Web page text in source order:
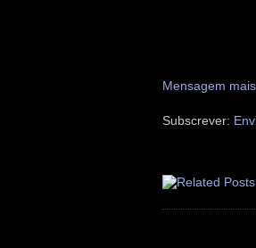
Mensagem
Subscrever: